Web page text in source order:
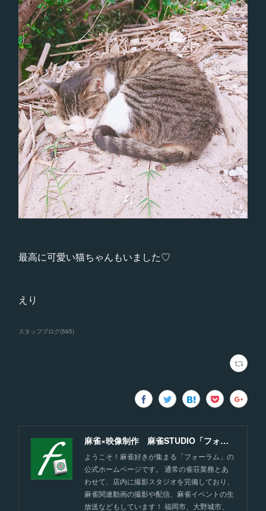
最高に可愛い猫ちゃんもいました♡
えり
スタッフブログ(565)
麻雀×映像制作 麻雀STUDIO「フォーラム」福岡
ようこそ！麻雀好きが集まる「フォーラム」の
公式ホームページです。 通常の雀荘業務とあ
わせて、店内に撮影スタジオを完備しており、
麻雀関連動画の撮影や配信、麻雀イベントの生
放送などもしています！ 福岡市、大野城市、